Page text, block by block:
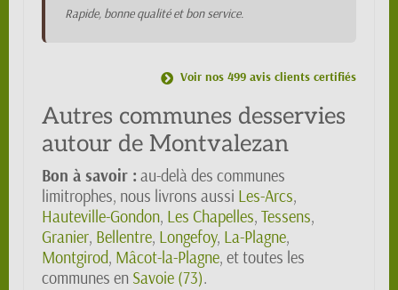
Rapide, bonne qualité et bon service.
Voir nos 499 avis clients certifiés
Autres communes desservies
autour de Montvalezan
Bon à savoir : au-delà des communes
limitrophes, nous livrons aussi Les-Arcs,
Hauteville-Gondon, Les Chapelles, Tessens,
Granier, Bellentre, Longefoy, La-Plagne,
Montgirod, Mâcot-la-Plagne, et toutes les
communes en Savoie (73).